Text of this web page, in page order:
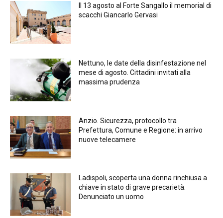
Il 13 agosto al Forte Sangallo il memorial di
scacchi Giancarlo Gervasi
Nettuno, le date della disinfestazione nel
mese di agosto. Cittadini invitati alla
massima prudenza
Anzio. Sicurezza, protocollo tra
Prefettura, Comune e Regione: in arrivo
nuove telecamere
Ladispoli, scoperta una donna rinchiusa a
chiave in stato di grave precarietà.
Denunciato un uomo